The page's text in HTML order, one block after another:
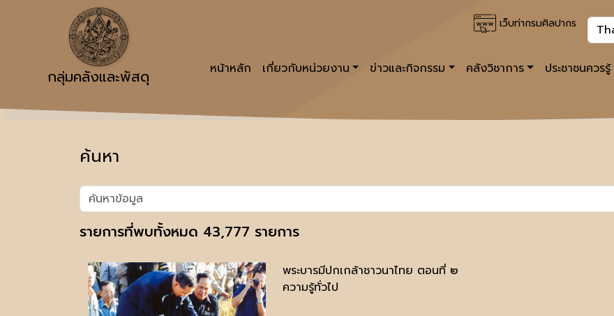
เว็บท่ากรมศิลปากร
กลุ่มคลังและพัสดุ หน้าหลัก เกี่ยวกับหน่วยงาน ข่าวและกิจกรรม คลังวิชาการ ประชาชนควรรู้
ค้นหา
รายการที่พบทั้งหมด 43,777 รายการ
พระบารมีปกเกล้าชาวนาไทย ตอนที่ ๒
ความรู้ทั่วไป